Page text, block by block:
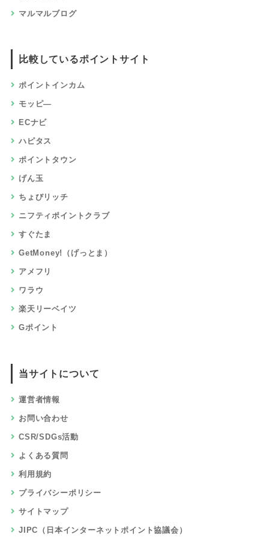
マルマルブログ
比較しているポイントサイト
ポイントインカム
モッピ―
ECナビ
ハピタス
ポイントタウン
げん玉
ちょびリッチ
ニフティポイントクラブ
すぐたま
GetMoney!（げっとま）
アメフリ
ワラウ
楽天リーベイツ
Gポイント
当サイトについて
運営者情報
お問い合わせ
CSR/SDGs活動
よくある質問
利用規約
プライバシーポリシー
サイトマップ
JIPC（日本インターネットポイント協議会）